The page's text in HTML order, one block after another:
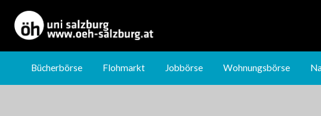
Jobbörse Wohnungsbörse Nachhilfebörse
Bücherbörse Flohmarkt Jobbörse Wohnungsbörse